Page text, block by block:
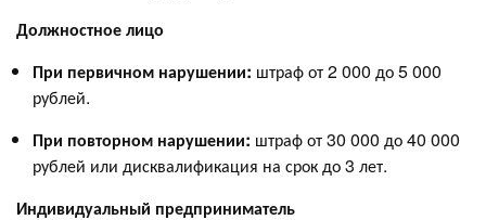
Должностное лицо
При первичном нарушении: штраф от 2 000 до 5 000
рублей.
При повторном нарушении: штраф от 30 000 до 40 000
рублей или дисквалификация на срок до 3 лет.
Индивидуальный предприниматель